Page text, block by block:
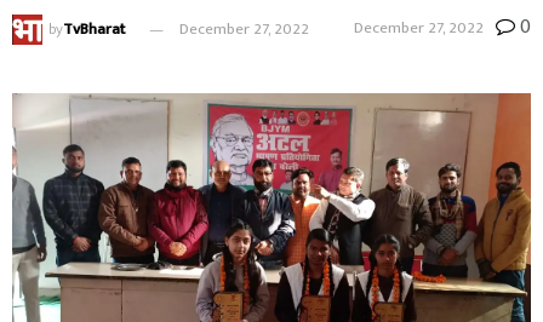
byTvBharat December 27, 2022 December 27, 2022 0